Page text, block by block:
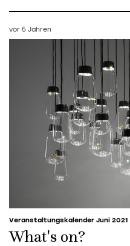
vor 5 Jahren
Veranstaltungskalender Juni 2021
What's on?